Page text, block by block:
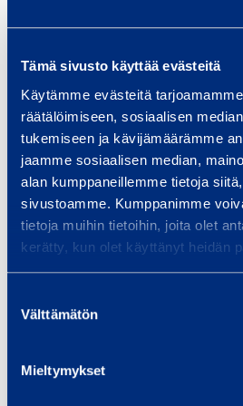
Tämä sivusto käyttää evästeitä
Käytämme evästeitä
räätälöimiseen, sosiaalisen
tukemiseen ja kävijämäärämme
jaamme sosiaalisen median,
alan kumppaneillemme tietoja
sivustoamme. Kumppanimme
tietoja muihin tietoihin, joita olet
kerätty, kun olet käyttänyt heidän
valinta
Välttämätön
Mieltymykset
Nit min-max diameter
Totalvikt
Batterispänning
Längd
Nit min diameter